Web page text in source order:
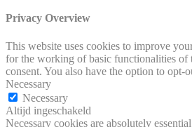
Privacy Overview
This website uses cookies to improve
for the working of basic functionalities of
consent. You also have the option to
Necessary
Necessary
Altijd ingeschakeld
Necessary cookies are absolutely